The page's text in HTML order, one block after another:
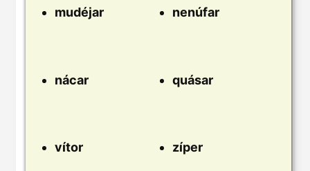
mudéjar nenúfar
nácar quásar
vítor zíper